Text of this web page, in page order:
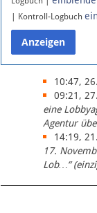
| Kontroll-Logbuch
10:47,
09:21,
eine
Agentur
14:19,
17.
Lob…“